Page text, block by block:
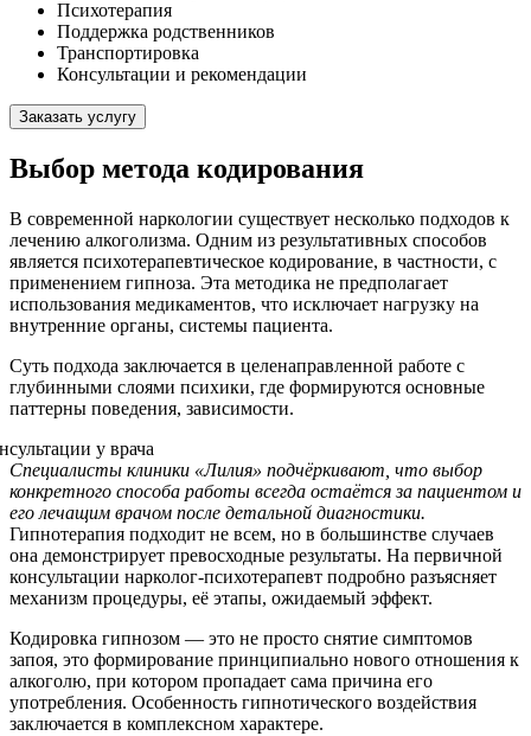
Психотерапия
Поддержка родственников
Транспортировка
Консультации и рекомендации
Заказать услугу
Выбор метода кодирования
В современной наркологии существует несколько подходов к
лечению алкоголизма. Одним из результативных способов
является психотерапевтическое кодирование, в частности, с
применением гипноза. Эта методика не предполагает
использования медикаментов, что исключает нагрузку на
внутренние органы, системы пациента.
Суть подхода заключается в целенаправленной работе с
глубинными слоями психики, где формируются основные
паттерны поведения, зависимости.
Специалисты клиники «Лилия» подчёркивают, что выбор
конкретного способа работы всегда остаётся за пациентом и
его лечащим врачом после детальной диагностики.
Гипнотерапия подходит не всем, но в большинстве случаев
она демонстрирует превосходные результаты. На первичной
консультации нарколог-психотерапевт подробно разъясняет
механизм процедуры, её этапы, ожидаемый эффект.
Кодировка гипнозом — это не просто снятие симптомов
запоя, это формирование принципиально нового отношения к
алкоголю, при котором пропадает сама причина его
употребления. Особенность гипнотического воздействия
заключается в комплексном характере.